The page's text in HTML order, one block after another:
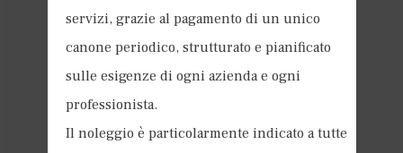
servizi, grazie al pagamento di un unico
canone periodico, strutturato e pianificato
sulle esigenze di ogni azienda e ogni
professionista.
Il noleggio è particolarmente indicato a tutte